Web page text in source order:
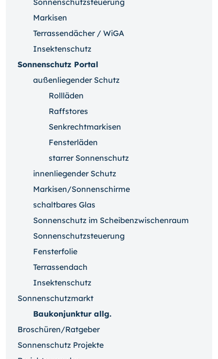
Sonnenschutzsteuerung
Markisen
Terrassendächer / WiGA
Insektenschutz
Sonnenschutz Portal
außenliegender Schutz
Rollläden
Raffstores
Senkrechtmarkisen
Fensterläden
starrer Sonnenschutz
innenliegender Schutz
Markisen/Sonnenschirme
schaltbares Glas
Sonnenschutz im Scheibenzwischenraum
Sonnenschutzsteuerung
Fensterfolie
Terrassendach
Insektenschutz
Sonnenschutzmarkt
Baukonjunktur allg.
Broschüren/Ratgeber
Sonnenschutz Projekte